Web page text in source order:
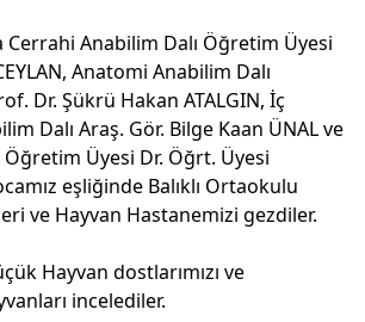
Cerrahi Anabilim Dalı Öğretim Üyesi
Anatomi Anabilim Dalı
Dr. Şükrü Hakan ATALGIN, İç
Dalı Araş. Gör. Bilge Kaan ÜNAL ve
Üyesi Dr. Öğrt. Üyesi
eşliğinde Balıklı Ortaokulu
ve Hayvan Hastanemizi gezdiler.
Hayvan dostlarımızı ve
incelediler.